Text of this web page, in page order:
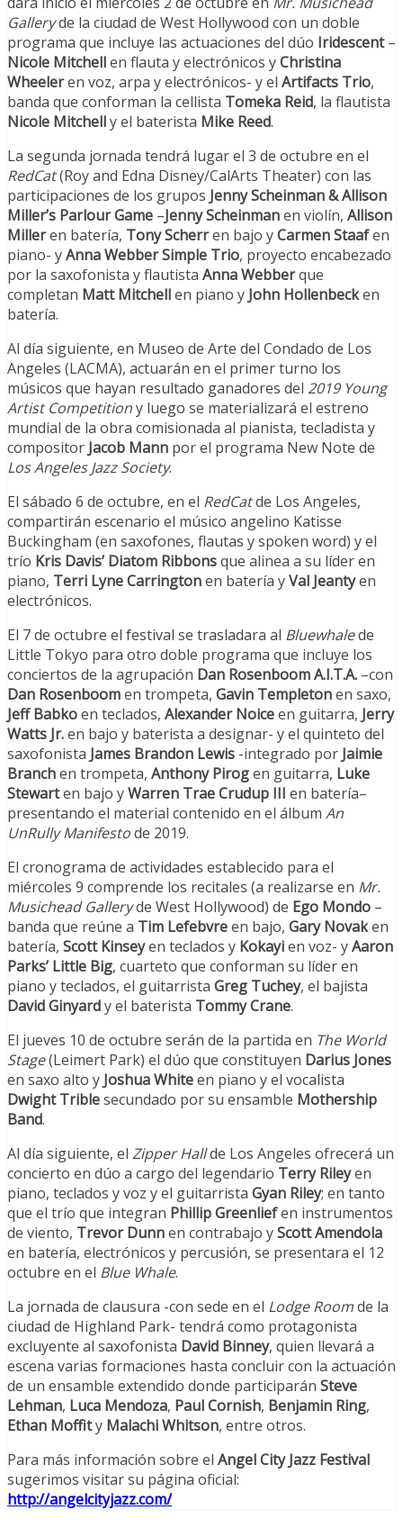
Galleryde la ciudad de West Hollywood con un doble
programa que incluye las actuaciones del dúo Iridescent–
Nicole Mitchellen flauta y electrónicos yChristina
Wheeleren voz, arpa y electrónicos- y el Artifacts Trio,
banda que conforman la cellista Tomeka Reid, la flautista
Nicole Mitchelly el baterista Mike Reed.
La segunda jornada tendrá lugar el 3 de octubre en el
RedCat(Roy and Edna Disney/CalArts Theater) con las
participaciones de los grupos Jenny Scheinman & Allison
Miller’s Parlour Game –Jenny Scheinmanen violín, Allison
Milleren batería, Tony Scherren bajo yCarmen Staafen
piano- yAnna Webber Simple Trio, proyecto encabezado
por la saxofonista y flautista Anna Webberque
completan Matt Mitchellen piano y John Hollenbecken
batería.
Al día siguiente, en Museo de Arte del Condado de Los
Angeles (LACMA), actuarán en el primer turno los
músicos que hayan resultado ganadores del 2019 Young
Artist Competitiony luego se materializará el estreno
mundial de la obra comisionada al pianista, tecladista y
compositor Jacob Mann por el programa New Note de
Los Angeles Jazz Society.
El sábado 6 de octubre, en el RedCatde Los Angeles,
compartirán escenario el músico angelino Katisse
Buckingham (en saxofones, flautas y spoken word) y el
trío Kris Davis’ Diatom Ribbonsque alinea a su líder en
piano, Terri Lyne Carringtonen batería yVal Jeantyen
electrónicos.
El 7 de octubre el festival se trasladara al Bluewhalede
Little Tokyo para otro doble programa que incluye los
conciertos de la agrupación Dan Rosenboom A.I.T.A. –con
Dan Rosenboomen trompeta, Gavin Templetonen saxo,
Jeff Babkoen teclados, Alexander Noiceen guitarra, Jerry
Watts Jr.en bajo y baterista a designar- y el quinteto del
saxofonista James Brandon Lewis -integrado por Jaimie
Branchen trompeta, Anthony Pirogen guitarra, Luke
Stewarten bajo yWarren Trae Crudup III en batería–
presentando el material contenido en el álbum An
UnRully Manifestode 2019.
El cronograma de actividades establecido para el
miércoles 9 comprende los recitales (a realizarse en Mr.
Musichead Galleryde West Hollywood) de Ego Mondo –
banda que reúne a Tim Lefebvreen bajo, Gary Novaken
batería, Scott Kinseyen teclados y Kokayien voz- yAaron
Parks’ Little Big, cuarteto que conforman su líder en
piano y teclados, el guitarrista Greg Tuchey, el bajista
David Ginyardy el baterista Tommy Crane.
El jueves 10 de octubre serán de la partida en The World
Stage(Leimert Park) el dúo que constituyen Darius Jones
en saxo alto y Joshua Whiteen piano y el vocalista
Dwight Triblesecundado por su ensamble Mothership
Band.
Al día siguiente, el Zipper Hallde Los Angeles ofrecerá un
concierto en dúo a cargo del legendario Terry Rileyen
piano, teclados y voz y el guitarrista Gyan Riley; en tanto
que el trío que integran Phillip Greenliefen instrumentos
de viento, Trevor Dunnen contrabajo yScott Amendola
en batería, electrónicos y percusión, se presentara el 12
octubre en el Blue Whale.
La jornada de clausura -con sede en el Lodge Roomde la
ciudad de Highland Park- tendrá como protagonista
excluyente al saxofonista David Binney, quien llevará a
escena varias formaciones hasta concluir con la actuación
de un ensamble extendido donde participarán Steve
Lehman, Luca Mendoza, Paul Cornish, Benjamin Ring,
Ethan Moffity Malachi Whitson, entre otros.
Para más información sobre el Angel City Jazz Festival
sugerimos visitar su página oficial:
http://angelcityjazz.com/